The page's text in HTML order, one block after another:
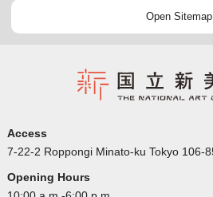
Open Sitemap
Access
7-22-2 Roppongi Minato-ku Tokyo 106-
Opening Hours